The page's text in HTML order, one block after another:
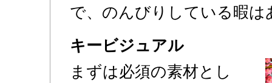
で、のんびりしている暇は
キービジュアル
まずは必須の素材とし